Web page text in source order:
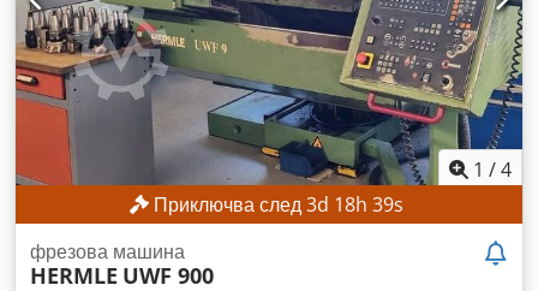
1 /4
Приключва след3d 18h 37s
фрезова машина
HERMLE UWF 900